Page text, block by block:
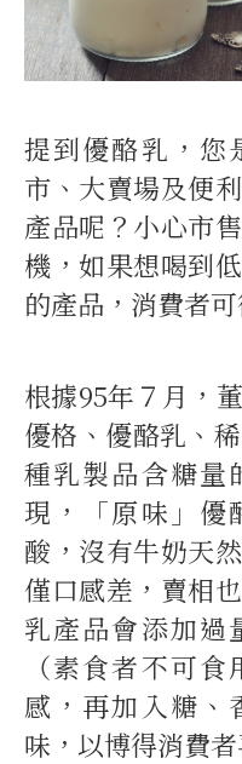
提到優酪乳，您
市、大賣場及便
產品呢？小心市
機，如果想喝到
的產品，消費者
根據95年７月，
優格、優酪乳、
種乳製品含糖量
現，「原味」優
酸，沒有牛奶天
僅口感差，賣相
乳產品會添加過
（素食者不可
感，再加入糖、
味，以博得消費者